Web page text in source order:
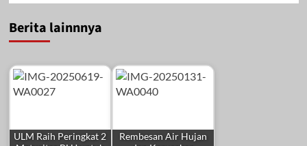
Berita lainnnya
ULM Raih Peringkat 2
Rembesan Air Hujan